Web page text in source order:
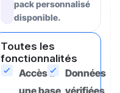
pack personnalisé
disponible.
Toutes les
fonctionnalités
Accès à
Données